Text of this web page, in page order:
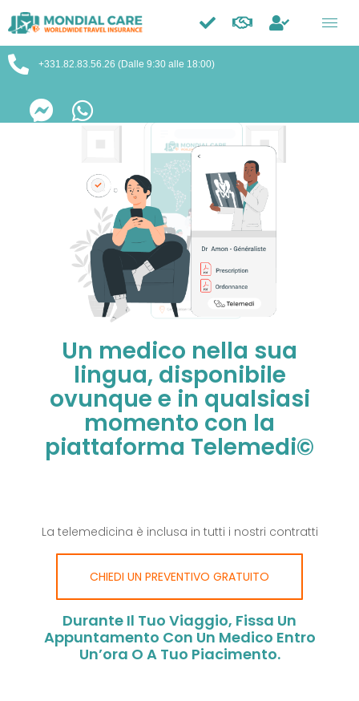
Trustpilot
+331.82.83.56.26 (Dalle 9:30 alle 18:00)
Un medico nella sua
lingua, disponibile
ovunque e in qualsiasi
momento con la
piattaforma Telemedi©
La telemedicina è inclusa in tutti i nostri contratti
CHIEDI UN PREVENTIVO GRATUITO
Durante Il Tuo Viaggio, Fissa Un
Appuntamento Con Un Medico Entro
Un’ora O A Tuo Piacimento.